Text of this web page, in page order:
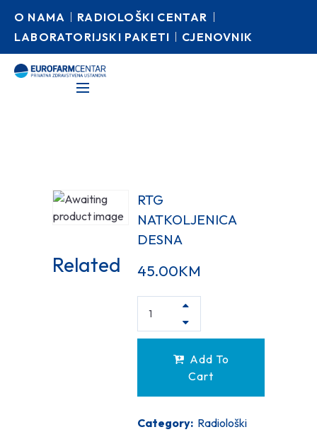
O NAMA
RADIOLOŠKI CENTAR
LABORATORIJSKI PAKETI
CJENOVNIK
RTG
NATKOLJENICA
DESNA
45.00KM
Add To
Cart
Category: Radiološki
Related